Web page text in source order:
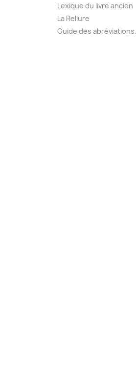
Lexique du livre ancien
La Reliure
Guide des abréviations.